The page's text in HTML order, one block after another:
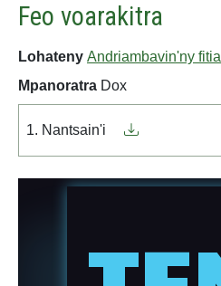
Feo voarakitra
Lohateny Andriambavin'ny fitia
Mpanoratra Dox
1. Nantsain'i